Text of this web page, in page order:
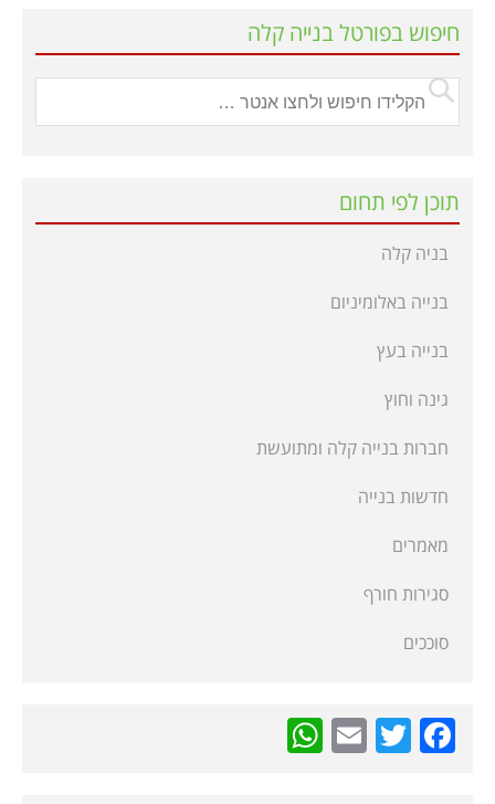
חיפוש בפורטל בנייה קלה
תוכן לפי תחום
בניה קלה
בנייה באלומיניום
בנייה בעץ
גינה וחוץ
חברות בנייה קלה ומתועשת
חדשות בנייה
מאמרים
סגירות חורף
סוככים
Facebook
Twitter
Email